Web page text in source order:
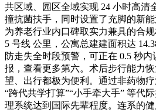
共区域、园区全域实现 24 小时高清
撞抗菌扶手，同时设置了充脚的新
为养老行业内口碑取实力兼具的合
5 号线 公里，公寓总建建面积达
防走失全时段预警，可正在 0.5 秒
报，查看更多第六。术后步行能力
望、出行都极为便利。通过非药物
“跨代共学打算”“小手牵大手” 等代
理系统达到国际先辈程度。连系的